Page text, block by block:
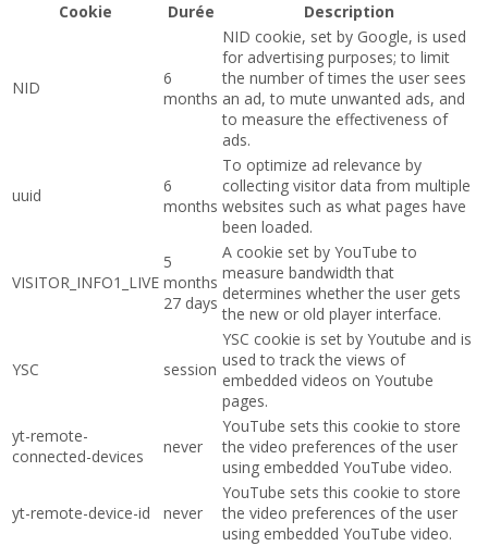
Cookie
Durée Description
NID
6
months
NID cookie, set by Google, is used
for advertising purposes; to limit
the number of times the user sees
an ad, to mute unwanted ads, and
to measure the effectiveness of
ads.
uuid
6
months
To optimize ad relevance by
collecting visitor data from multiple
websites such as what pages have
been loaded.
VISITOR_INFO1_LIVE
5
months
27 days
A cookie set by YouTube to
measure bandwidth that
determines whether the user gets
the new or old player interface.
YSC session
YSC cookie is set by Youtube and is
used to track the views of
embedded videos on Youtube
pages.
yt-remote-
connected-devices
never
YouTube sets this cookie to store
the video preferences of the user
using embedded YouTube video.
yt-remote-device-id never
YouTube sets this cookie to store
the video preferences of the user
using embedded YouTube video.